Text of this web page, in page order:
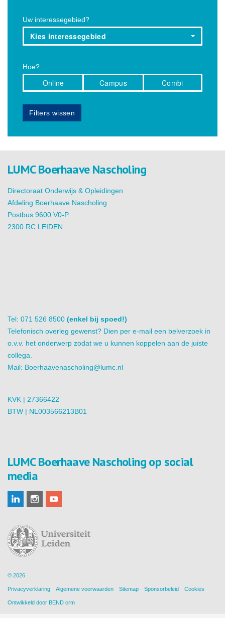
Uw interessegebied?
Kies interessegebied
Hoe?
Online Campus Combi
Filters wissen
LUMC Boerhaave Nascholing
Directoraat Onderwijs & Opleidingen
Afdeling Boerhaave Nascholing
Postbus 9600 V0-P
2300 RC LEIDEN
Tel: 071 526 8500 (enkel bij spoed!)
Telefonisch overleg gewenst? Dien per e-mail een belverzoek in
o.v.v. het onderwerp zodat we u kunnen koppelen aan de juiste
collega.
Mail: Boerhaavenascholing@lumc.nl
KVK | 27366422
BTW | NL003566213B01
LUMC Boerhaave Nascholing op social
media
© 2026
Privacyverklaring Algemene voorwaarden Sitemap Sponsorbeleid Cookies
Ontwikkeld door BEND crm